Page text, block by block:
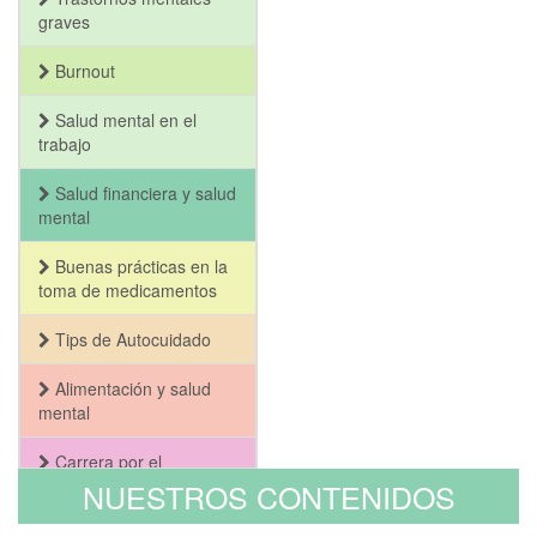
graves
Burnout
Salud mental en el
trabajo
Salud financiera y salud
mental
Buenas prácticas en la
toma de medicamentos
Tips de Autocuidado
Alimentación y salud
mental
Carrera por el
Bienestar y la Salud
MentalNUESTROS CONTENIDOS